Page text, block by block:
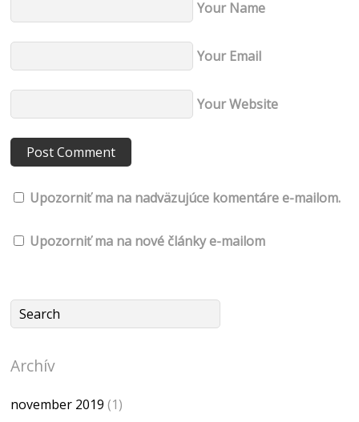
Your Name
Your Email
Your Website
Upozorniť ma na nadväzujúce komentáre e-mailom.
Upozorniť ma na nové články e-mailom
Archív
november 2019 (1)